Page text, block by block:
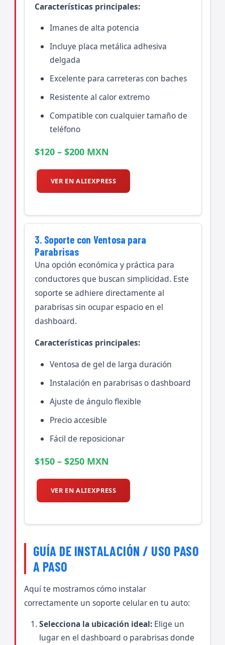
Características principales:
Imanes de alta potencia
Incluye placa metálica adhesiva
delgada
Excelente para carreteras con baches
Resistente al calor extremo
Compatible con cualquier tamaño de
teléfono
$120 – $200 MXN
VER EN ALIEXPRESS
3. Soporte con Ventosa para
Parabrisas
Una opción económica y práctica para
conductores que buscan simplicidad. Este
soporte se adhiere directamente al
parabrisas sin ocupar espacio en el
dashboard.
Características principales:
Ventosa de gel de larga duración
Instalación en parabrisas o dashboard
Ajuste de ángulo flexible
Precio accesible
Fácil de reposicionar
$150 – $250 MXN
VER EN ALIEXPRESS
GUÍA DE INSTALACIÓN / USO PASO
A PASO
Aquí te mostramos cómo instalar
correctamente un soporte celular en tu auto:
Selecciona la ubicación ideal:Elige un
lugar en el dashboard o parabrisas donde